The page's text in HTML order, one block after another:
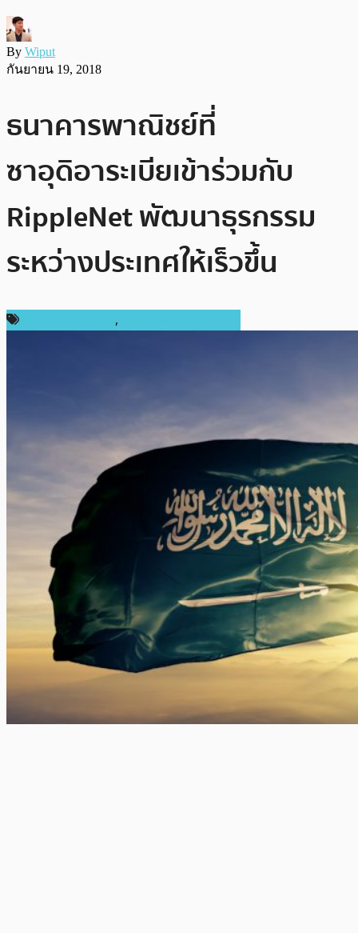
By Wiput
กันยายน 19, 2018
ธนาคารพาณิชย์ที่
ซาอุดิอาระเบียเข้าร่วมกับ
RippleNet พัฒนาธุรกรรม
ระหว่างประเทศให้เร็วขึ้น
,